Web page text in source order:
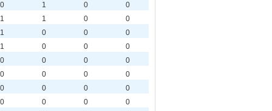
0 1 0
0
1 1 0
0
1 0 0
0
1 0 0
0
0 0 0
0
0 0 0
0
0 0 0
0
0 0 0
0